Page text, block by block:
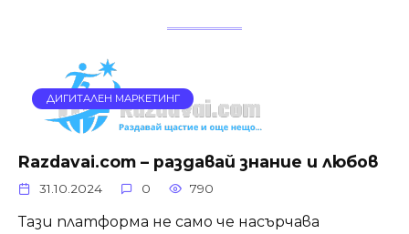
ДИГИТАЛЕН МАРКЕТИНГ
Razdavai.com – раздавай знание и любов
31.10.2024 0 790
Тази платформа не само че насърчава